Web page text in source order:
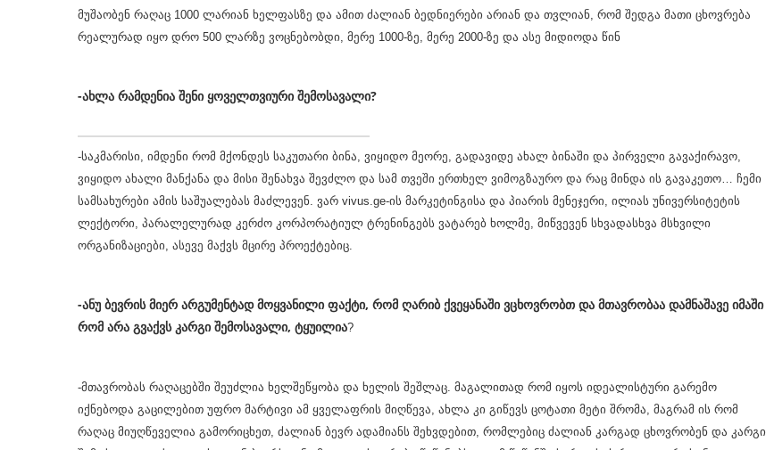
მუშაობენ რაღაც 1000 ლარიან ხელფასზე და ამით ძალიან ბედნიერები არიან და თვლიან, რომ შედგა მათი ცხოვრება
რეალურად იყო დრო 500 ლარზე ვოცნებობდი, მერე 1000-ზე, მერე 2000-ზე და ასე მიდიოდა წინ
-ახლა რამდენია შენი ყოველთვიური შემოსავალი?
-საკმარისი, იმდენი რომ მქონდეს საკუთარი ბინა, ვიყიდო მეორე, გადავიდე ახალ ბინაში და პირველი გავაქირავო,
ვიყიდო ახალი მანქანა და მისი შენახვა შევძლო და სამ თვეში ერთხელ ვიმოგზაურო და რაც მინდა ის გავაკეთო… ჩემი
სამსახურები ამის საშუალებას მაძლევენ. ვარ vivus.ge-ის მარკეტინგისა და პიარის მენეჯერი, ილიას უნივერსიტეტის
ლექტორი, პარალელურად კერძო კორპორატიულ ტრენინგებს ვატარებ ხოლმე, მიწვევენ სხვადასხვა მსხვილი
ორგანიზაციები, ასევე მაქვს მცირე პროექტებიც.
-ანუ ბევრის მიერ არგუმენტად მოყვანილი ფაქტი, რომ ღარიბ ქვეყანაში ვცხოვრობთ და მთავრობაა დამნაშავე იმაში
რომ არა გვაქვს კარგი შემოსავალი, ტყუილია?
-მთავრობას რაღაცებში შეუძლია ხელშეწყობა და ხელის შეშლაც. მაგალითად რომ იყოს იდეალისტური გარემო
იქნებოდა გაცილებით უფრო მარტივი ამ ყველაფრის მიღწევა, ახლა კი გიწევს ცოტათი მეტი შრომა, მაგრამ ის რომ
რაღაც მიუღწეველია გამორიცხეთ, ძალიან ბევრ ადამიანს შეხვდებით, რომლებიც ძალიან კარგად ცხოვრობენ და კარგი